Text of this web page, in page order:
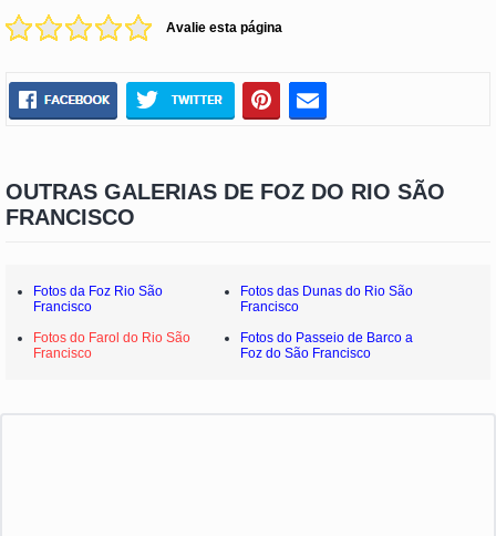
Avalie esta página
OUTRAS GALERIAS DE FOZ DO RIO SÃO
FRANCISCO
Fotos da Foz Rio São
Francisco
Fotos das Dunas do Rio São
Francisco
Fotos do Farol do Rio São
Francisco
Fotos do Passeio de Barco a
Foz do São Francisco